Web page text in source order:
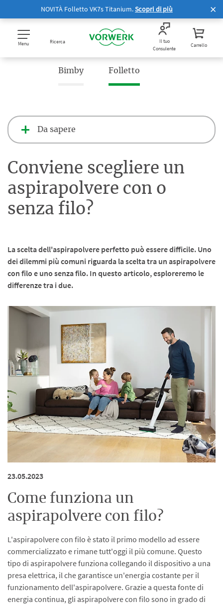
NOVITÀ Folletto VK7s Titanium.Scopri di più
Menu Ricerca
Il tuo
Consulente
Carrello
Bimby Folletto
Da sapere
Conviene scegliere un
aspirapolvere con o
senza filo?
La scelta dell'aspirapolvere perfetto può essere difficile. Uno
dei dilemmi più comuni riguarda la scelta tra un aspirapolvere
con filo e uno senza filo. In questo articolo, esploreremo le
differenze tra i due.
23.05.2023
Come funziona un
aspirapolvere con filo?
L'aspirapolvere con filo è stato il primo modello ad essere
commercializzato e rimane tutt'oggi il più comune. Questo
tipo di aspirapolvere funziona collegando il dispositivo a una
presa elettrica, il che garantisce un'energia costante per il
funzionamento dell'aspirapolvere. Grazie a questa fonte di
energia continua, gli aspirapolvere con filo sono in grado di